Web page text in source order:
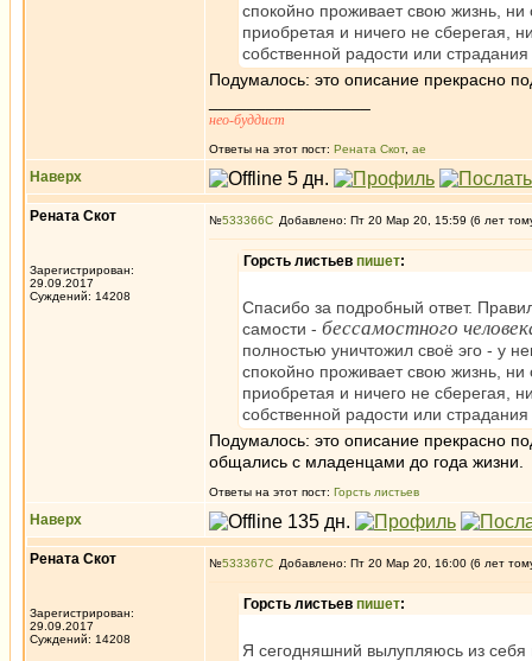
спокойно проживает свою жизнь, ни
приобретая и ничего не сберегая,
собственной радости или
Подумалось: это описание прекрасно
нео-буддист
Ответы на этот пост: Рената Скот, ae
Наверх
Рената Скот
Зарегистрирован:
29.09.2017
Суждений: 14208
№533366 Добавлено: Пт 20 Мар 20, 15:59 (6 лет
Горсть листьев пишет:
Спасибо за подробный ответ.
самости - бессамостного
полностью уничтожил своё эго - у
спокойно проживает свою жизнь, ни
приобретая и ничего не сберегая,
собственной радости или
Подумалось: это описание прекрасно
общались с младенцами до года жизни.
Ответы на этот пост: Горсть листьев
Наверх
Рената Скот
Зарегистрирован:
29.09.2017
Суждений: 14208
№533367 Добавлено: Пт 20 Мар 20, 16:00 (6 лет
Горсть листьев пишет:
Я сегодняшний вылупляюсь из себя